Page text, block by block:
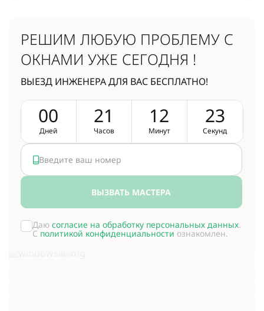
РЕШИМ ЛЮБУЮ ПРОБЛЕМУ С
ОКНАМИ УЖЕ СЕГОДНЯ !
ВЫЕЗД ИНЖЕНЕРА ДЛЯ ВАС БЕСПЛАТНО!
00
Дней
21
Часов
12
Минут
22
Секунд
ВЫЗВАТЬ МАСТЕРА
Даю согласие на обработку персональных данных.
С политикой конфиденциальности ознакомлен.